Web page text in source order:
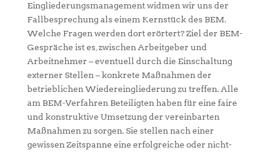
Eingliederungsmanagement widmen wir uns der
Fallbesprechung als einem Kernstück des BEM.
Welche Fragen werden dort erörtert? Ziel der BEM-
Gespräche ist es, zwischen Arbeitgeber und
Arbeitnehmer – eventuell durch die Einschaltung
externer Stellen – konkrete Maßnahmen der
betrieblichen Wiedereingliederung zu treffen. Alle
am BEM-Verfahren Beteiligten haben für eine faire
und konstruktive Umsetzung der vereinbarten
Maßnahmen zu sorgen. Sie stellen nach einer
gewissen Zeitspanne eine erfolgreiche oder nicht-